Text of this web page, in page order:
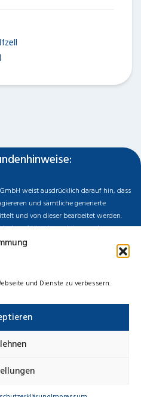
und Dienste zu verbessern.
weist ausdrücklich darauf hin, dass
und sämtliche generierte
und von dieser bearbeitet werden.
darauf hin, dass wir in manchen
die gewünschten Services als
Ortstarif bieten. Neben eigenen
weiter vermitteln. Im Falle eines
sind direkt gegenüber der
nicht an uns zu richten. Entnehmen Sie
dem Auftragsformular, welches Sie